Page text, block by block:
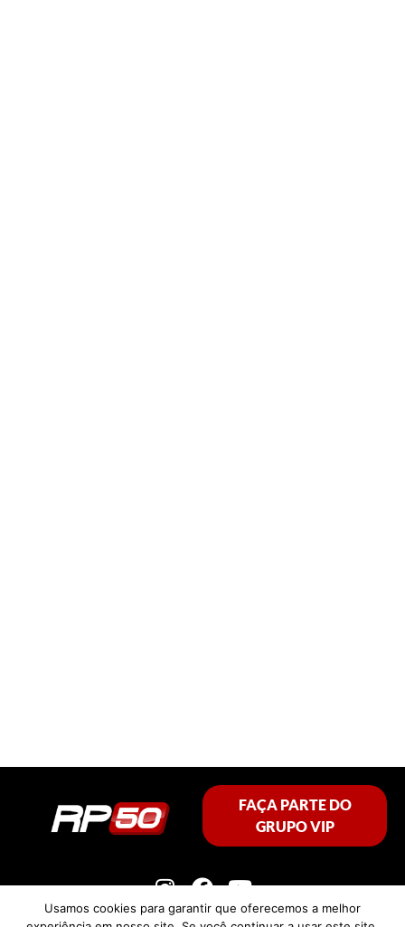
FAÇA PARTE DO
GRUPO VIP
Usamos cookies para garantir que oferecemos a melhor